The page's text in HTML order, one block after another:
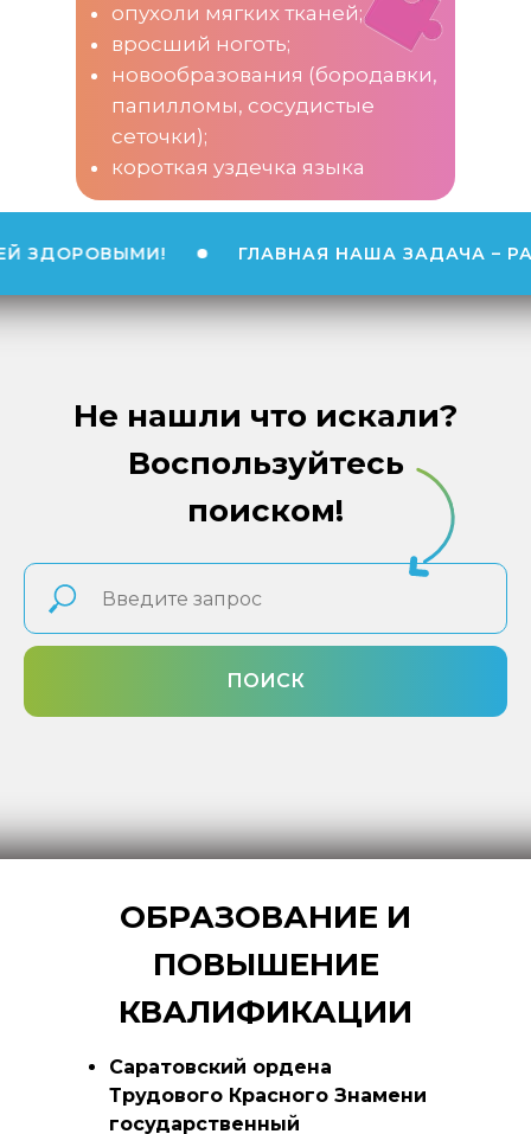
опухоли мягких тканей;
вросший ноготь;
новообразования (бородавки,
папилломы, сосудистые
сеточки);
короткая уздечка языка
ГЛАВНАЯ НАША ЗАДАЧА –
Не нашли что искали?
Воспользуйтесь
поиском!
ПОИСК
ОБРАЗОВАНИЕ И
ПОВЫШЕНИЕ
КВАЛИФИКАЦИИ
Саратовский ордена
Трудового Красного Знамени
государственный